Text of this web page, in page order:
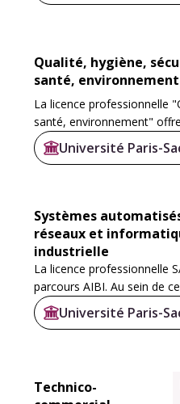
Qualité, hygiène,
santé, environnement
La licence professionnelle
santé, environnement"
- Bio‐analyses et qualité
- Biologie et...
Université Paris-
Systèmes
réseaux et
industrielle
La licence professionnelle
parcours AIBI. Au sein de
sont amenés à se
domaines de la licence:
Université Paris-
Technico-